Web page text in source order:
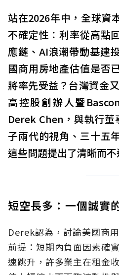
站在2026年中，全球資
不確定性：利率從高點
應鏈、AI浪潮帶動基建
國商用房地產估值是否
將率先受益？台灣資金
高控股創辦人暨
Derek Chen，與執行
子兩代的視角、三十五
這些問題提出了清晰而
短空長多：一個誠實
Derek認為，討論美國商
前提：短期內負面因素確
速跳升，許多業主在租金